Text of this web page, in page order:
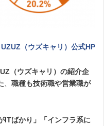
UZUZ（ウズキャリ）公式HP
（ウズキャリ）の紹介企
職種も技術職や営業職が
ITばかり」「インフラ系に